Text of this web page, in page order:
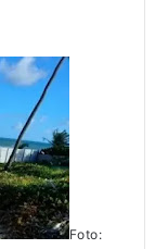
Foto: